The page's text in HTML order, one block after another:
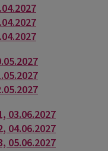
03.06.2027
04.06.2027
05.06.2027